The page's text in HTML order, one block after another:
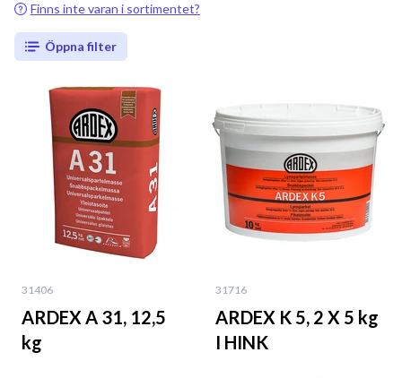
Finns inte varan i sortimentet?
Öppna filter
31406
ARDEX A 31, 12,5
kg
31716
ARDEX K 5, 2 X 5 kg
I HINK